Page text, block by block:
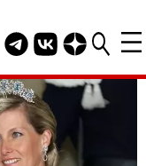
Telegram канал
Группа HELLO
Канал